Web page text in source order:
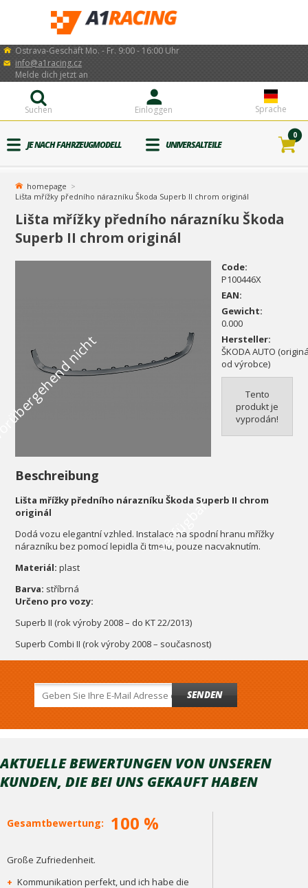
Ostrava-Geschäft Mo. - Fr. 9:00 - 16:00 Uhr
info@a1racing.cz
Sprache
Einloggen
Melde dich jetzt an
Suchen
JE NACH FAHRZEUGMODELL UNIVERSALTEILE
0
homepage
Lišta mřížky předního nárazníku Škoda Superb II chrom originál
Lišta mřížky předního nárazníku Škoda
Superb II chrom originál
r
Code:
P100446X
EAN:
Gewicht:
0.000
Hersteller:
ŠKODA AUTO
od výrobce)
Tento
produkt je
vyprodán!
Beschreibung
Lišta mřížky předního nárazníku Škoda Superb II chrom
originál
Dodá vozu elegantní vzhled. Instalace na spodní hranu mřížky
nárazníku bez pomocí lepidla či tmelu, pouze nacvaknutím.
Materiál: plast
Barva: stříbrná
Určeno pro vozy:
Superb II (rok výroby 2008 – do KT 22/2013)
Superb Combi II (rok výroby 2008 – současnost)
SENDEN
AKTUELLE BEWERTUNGEN VON UNSEREN
KUNDEN, DIE BEI ​​UNS GEKAUFT HABEN
Gesamtbewertung: 100 %
Große Zufriedenheit.
+ Kommunikation perfekt, und ich habe die